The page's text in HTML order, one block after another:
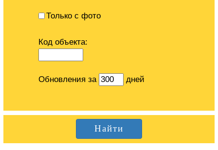
Только с фото
Код объекта:
Обновления за дней